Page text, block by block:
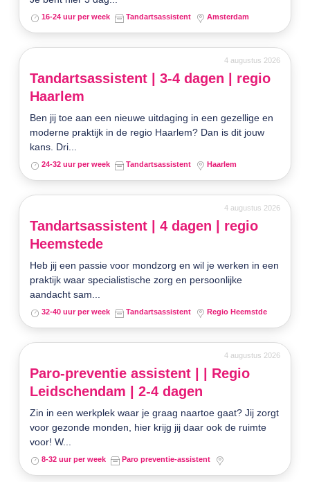
16-24 uur per week Tandartsassistent Amsterdam
4 augustus 2026
Tandartsassistent | 3-4 dagen | regio
Haarlem
Ben jij toe aan een nieuwe uitdaging in een gezellige en
moderne praktijk in de regio Haarlem? Dan is dit jouw
kans. Dri...
24-32 uur per week Tandartsassistent Haarlem
4 augustus 2026
Tandartsassistent | 4 dagen | regio
Heemstede
Heb jij een passie voor mondzorg en wil je werken in een
praktijk waar specialistische zorg en persoonlijke
aandacht sam...
32-40 uur per week Tandartsassistent Regio Heemstde
4 augustus 2026
Paro-preventie assistent | | Regio
Leidschendam | 2-4 dagen
Zin in een werkplek waar je graag naartoe gaat? Jij zorgt
voor gezonde monden, hier krijg jij daar ook de ruimte
voor! W...
8-32 uur per week Paro preventie-assistent